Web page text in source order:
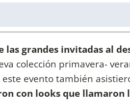
las grandes invitadas al
colección primavera-
este evento también
con looks que llamaron